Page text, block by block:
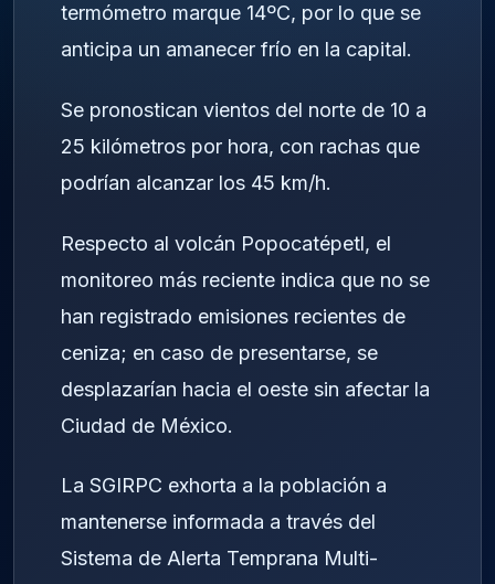
termómetro marque 14ºC, por lo que se
anticipa un amanecer frío en la capital.
Se pronostican vientos del norte de 10 a
25 kilómetros por hora, con rachas que
podrían alcanzar los 45 km/h.
Respecto al volcán Popocatépetl, el
monitoreo más reciente indica que no se
han registrado emisiones recientes de
ceniza; en caso de presentarse, se
desplazarían hacia el oeste sin afectar la
Ciudad de México.
La SGIRPC exhorta a la población a
mantenerse informada a través del
Sistema de Alerta Temprana Multi-